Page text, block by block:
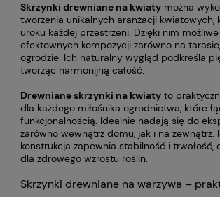
Skrzynki drewniane na kwiatymożna
tworzenia unikalnych aranżacji kwiatowych,
uroku każdej przestrzeni. Dzięki nim
efektownych kompozycji zarówno na
ogrodzie. Ich naturalny wygląd podkreśla
tworząc harmonijną całość.
Drewniane skrzynki na kwiatyto
dla każdego miłośnika ogrodnictwa, które
funkcjonalnością. Idealnie nadają się do
zarówno wewnątrz domu, jak i na zewnątrz.
konstrukcja zapewnia stabilność i trwałość,
dla zdrowego wzrostu roślin.
Skrzynki drewniane na warzywa –